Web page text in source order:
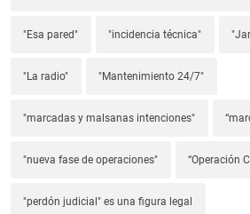
"Esa pared" "incidencia técnica"
"La radio" "Mantenimiento 24/7"
"marcadas y malsanas intenciones"
"nueva fase de operaciones" “Operación
"perdón judicial" es una figura legal